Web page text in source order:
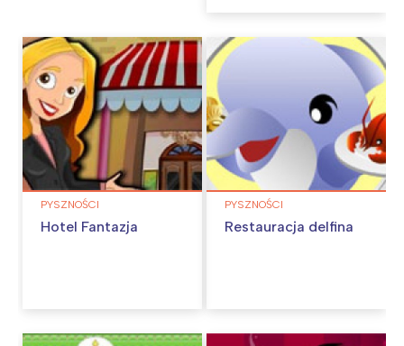
PYSZNOŚCI
Hotel Fantazja
PYSZNOŚCI
Restauracja delfina